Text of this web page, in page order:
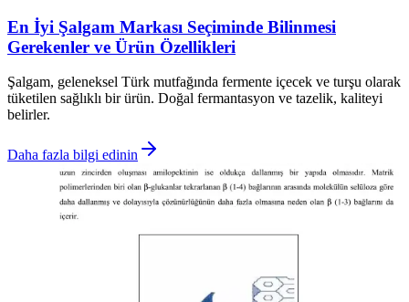
En İyi Şalgam Markası Seçiminde Bilinmesi
Gerekenler ve Ürün Özellikleri
Şalgam, geleneksel Türk mutfağında fermente içecek ve turşu olarak
tüketilen sağlıklı bir ürün. Doğal fermantasyon ve tazelik, kaliteyi
belirler.
Daha fazla bilgi edinin